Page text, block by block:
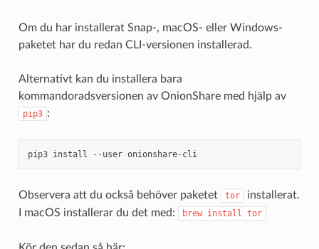
Om du har installerat Snap-, macOS- eller Windows-
paketet har du redan CLI-versionen installerad.
Alternativt kan du installera bara
kommandoradsversionen av OnionShare med hjälp av
pip3 :
pip3 install -- user onionshare- cli
Observera att du också behöver paketet tor
installerat.
I macOS installerar du det med:
brew install tor